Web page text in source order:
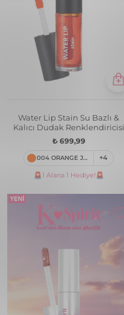
Water Lip Stain Su Bazlı &
Kalıcı Dudak Renklendiricisi
₺ 699,99
004 ORANGE JUICE +4
🚨1 Alana 1 Hediye!🚨